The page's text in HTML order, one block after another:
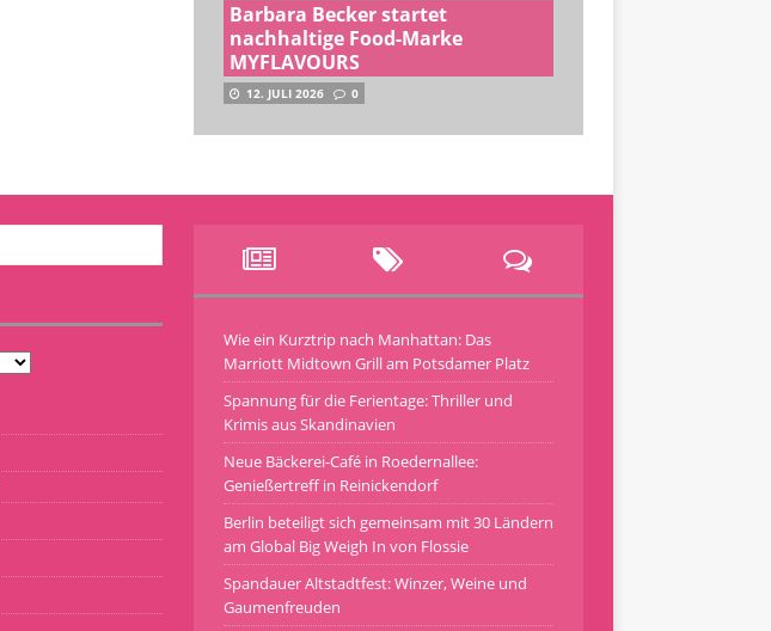
Barbara Becker startet
nachhaltige Food-Marke
MYFLAVOURS
12. JULI 2026 0
Wie ein Kurztrip nach Manhattan: Das
Marriott Midtown Grill am Potsdamer Platz
Spannung für die Ferientage: Thriller und
Krimis aus Skandinavien
Neue Bäckerei-Café in Roedernallee:
Genießertreff in Reinickendorf
Berlin beteiligt sich gemeinsam mit 30 Ländern
am Global Big Weigh In von Flossie
Spandauer Altstadtfest: Winzer, Weine und
Gaumenfreuden